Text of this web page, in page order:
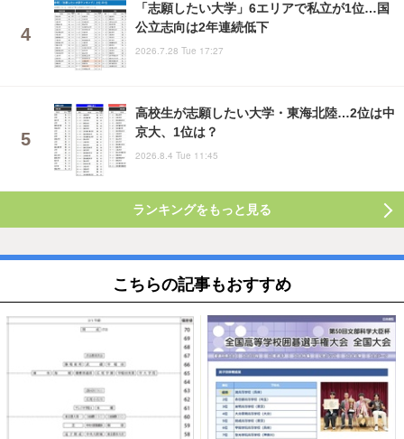
「志願したい大学」6エリアで私立が1位…国
公立志向は2年連続低下
2026.7.28 Tue 17:27
高校生が志願したい大学・東海北陸…2位は中
京大、1位は？
2026.8.4 Tue 11:45
ランキングをもっと見る
こちらの記事もおすすめ